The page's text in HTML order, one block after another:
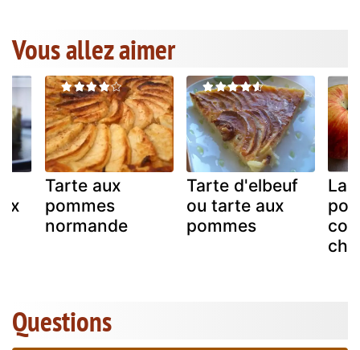
Vous allez aimer
Tarte aux
pommes
normande
Tarte d'elbeuf
ou tarte aux
pommes
La
Questions